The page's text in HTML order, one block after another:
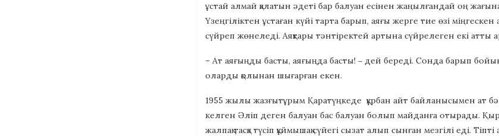
ұстай алмай қалатын әдеті бар балуан есінен жаңылғандай оң
Үзеңгіліктен ұстаған күйі тарта барып, аяғы жерге тие өзі міңгескен
сүйреп жөнеледі. Аяқтары тәнтіректей артына сүйрелеген екі атты
– Ат аяғыңды басты, аяғыңда басты! ‒ дей береді. Сонда барып
оларды қолынан шығарған екен.
1955 жылы жазғытұрым Қаратүңкеде құрбан айт байланысымен ат
келген Әліп деген балуан бас балуан болып майданға отырады.
жалпақ тасқа түсіп құймышақ сүйегі сызат алып сынған мезгілі еді.